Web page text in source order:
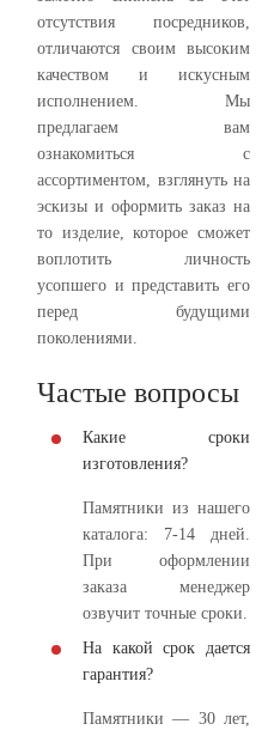
отсутствия посредников,
отличаются своим высоким
качеством и искусным
исполнением. Мы
предлагаем вам
ознакомиться с
ассортиментом, взглянуть на
эскизы и оформить заказ на
то изделие, которое сможет
воплотить личность
усопшего и представить его
перед будущими
поколениями.
Частые вопросы
Какие сроки
изготовления?
Памятники из нашего
каталога: 7-14 дней.
При оформлении
заказа менеджер
озвучит точные сроки.
На какой срок дается
гарантия?
Памятники — 30 лет,